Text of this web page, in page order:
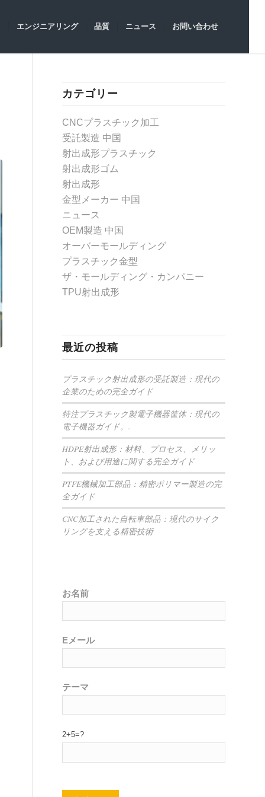
エンジニアリング 品質 ニュース お問い合わせ
カテゴリー
CNCプラスチック加工
受託製造 中国
射出成形プラスチック
射出成形ゴム
射出成形
金型メーカー 中国
ニュース
OEM製造 中国
オーバーモールディング
プラスチック金型
ザ・モールディング・カンパニー
TPU射出成形
最近の投稿
プラスチック射出成形の受託製造：現代の
企業のための完全ガイド
特注プラスチック製電子機器筐体：現代の
電子機器ガイド。.
HDPE射出成形：材料、プロセス、メリッ
ト、および用途に関する完全ガイド
PTFE機械加工部品：精密ポリマー製造の完
全ガイド
CNC加工された自転車部品：現代のサイク
リングを支える精密技術
お名前
Eメール
テーマ
2+5=?